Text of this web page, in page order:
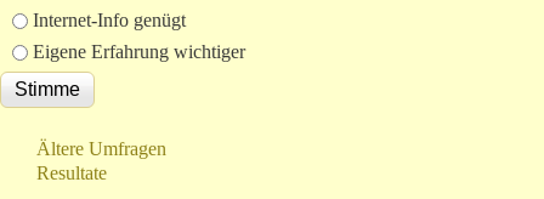
Internet-Info genügt
Eigene Erfahrung wichtiger
Ältere Umfragen
Resultate